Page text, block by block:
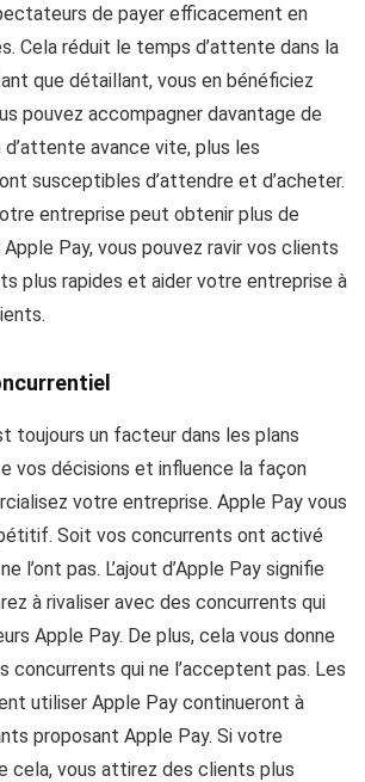
de payer efficacement en
Cela réduit le temps d’attente dans la
que détaillant, vous en bénéficiez
pouvez accompagner davantage de
avance vite, plus les
susceptibles d’attendre et d’acheter.
entreprise peut obtenir plus de
Pay, vous pouvez ravir vos clients
plus rapides et aider votre entreprise à
toujours un facteur dans les plans
vos décisions et influence la façon
votre entreprise. Apple Pay vous
Soit vos concurrents ont activé
l’ont pas. L’ajout d’Apple Pay signifie
à rivaliser avec des concurrents qui
Apple Pay. De plus, cela vous donne
concurrents qui ne l’acceptent pas. Les
utiliser Apple Pay continueront à
proposant Apple Pay. Si votre
cela, vous attirez des clients plus